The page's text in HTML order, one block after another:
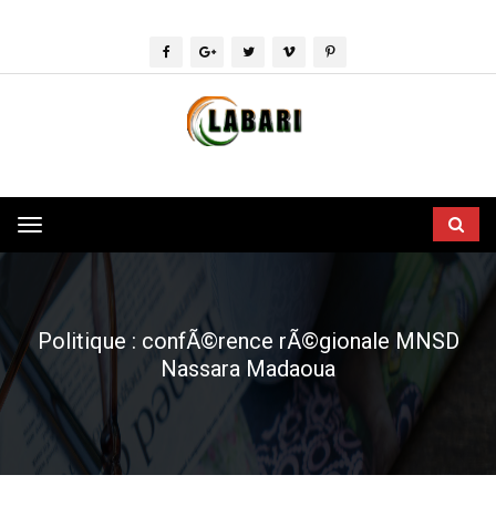
Toggle
navigation
Politique : confÃ©rence rÃ©gionale MNSD
Nassara Madaoua